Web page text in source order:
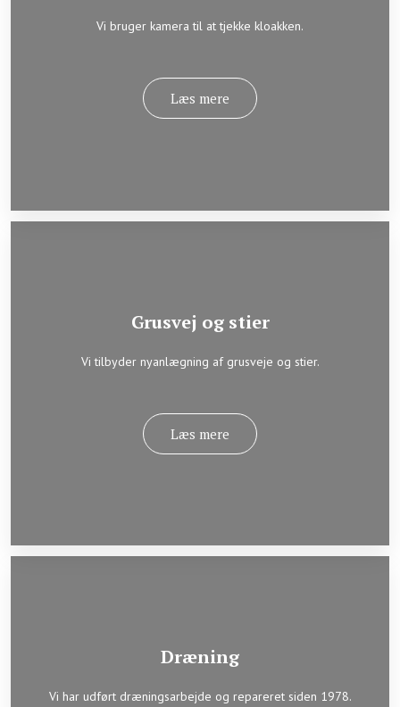
Vi bruger kamera til at tjekke kloakken.
Læs mere​
Grusvej og stier
Vi tilbyder nyanlægning af grusveje og stier.
Læs mere​
Dræning
​​Vi har udført dræningsarbejde og repareret siden 1978.